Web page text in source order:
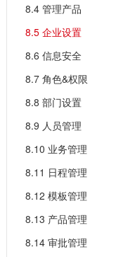
8.4 管理产品
8.5 企业设置
8.6 信息安全
8.7 角色&权限
8.8 部门设置
8.9 人员管理
8.10 业务管理
8.11 日程管理
8.12 模板管理
8.13 产品管理
8.14 审批管理